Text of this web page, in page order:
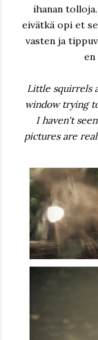
ihanan
eivätkä opi et
vasten ja
en
Little squirrels
window trying
I haven't
pictures are